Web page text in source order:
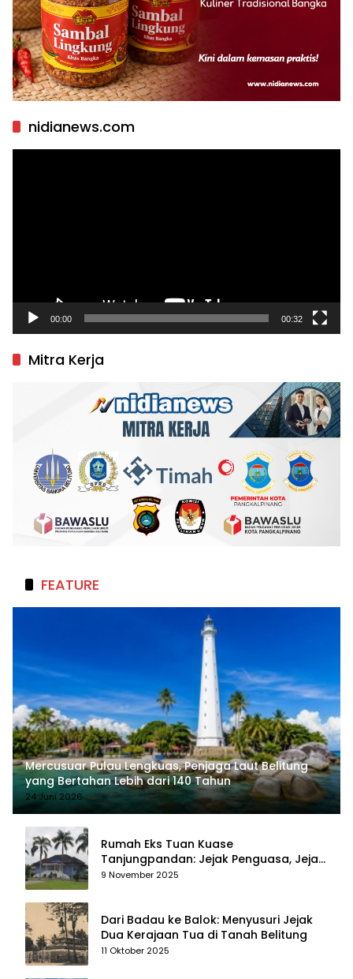
nidianews.com
00:00 00:32
Mitra Kerja
FEATURE
Mercusuar Pulau Lengkuas, Penjaga Laut Belitung
yang Bertahan Lebih dari 140 Tahun
24 Juni 2026
Rumah Eks Tuan Kuase
Tanjungpandan: Jejak Penguasa, Jejak
Kenangan
9 November 2025
Dari Badau ke Balok: Menyusuri Jejak
Dua Kerajaan Tua di Tanah Belitung
11 Oktober 2025